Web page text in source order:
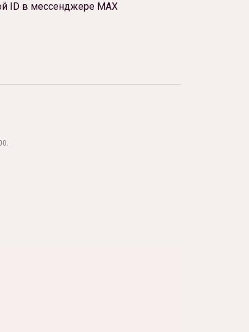
ID в мессенджере МАХ